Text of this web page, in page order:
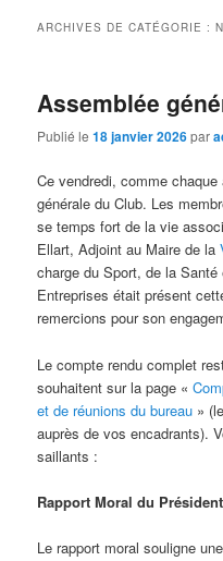
ARCHIVES DE CATÉGORIE :
Assemblée
Publié le18 janvier 2026par
Ce vendredi, comme chaque
générale du Club. Les
se temps fort de la vie
Ellart, Adjoint au Maire de la
charge du Sport, de la
Entreprises était présent
remercions pour son
Le compte rendu complet
souhaitent sur la page «
et de réunions du bureau »
auprès de vos encadrants).
saillants :
Rapport Moral du Président
Le rapport moral souligne